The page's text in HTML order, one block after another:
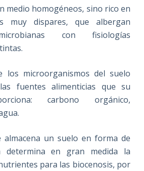
medio homogéneos, sino rico en
muy dispares, que albergan
con fisiologías
los microorganismos del suelo
fuentes alimenticias que su
carbono orgánico,
almacena un suelo en forma de
determina en gran medida la
para las biocenosis, por